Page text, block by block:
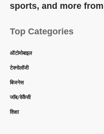
sports, and more
Top Categories
ऑटोमोबाइल
टेक्नोलॉजी
बिजनेस
जॉब/वेकैंसी
शिक्षा